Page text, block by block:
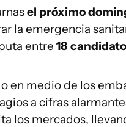
el próximo
la emergencia
entre 18
en medio de los
a cifras
los mercados,